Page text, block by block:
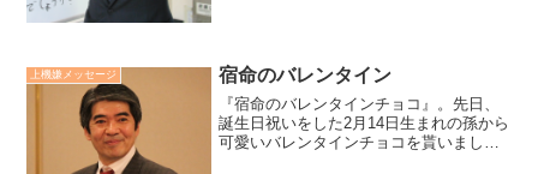
上機嫌メッセージ 宿命のバレンタイン
『宿命のバレンタインチョコ』。先日、
誕生日祝いをした2月14日生まれの孫から
可愛いバレンタインチョコを貰いまし